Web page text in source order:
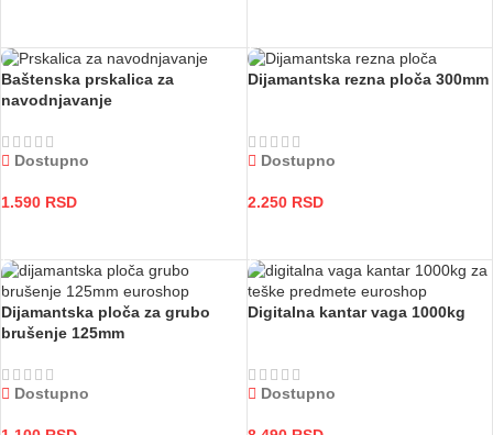
Baštenska prskalica za
navodnjavanje
Dostupno
1.590 RSD
Dijamantska rezna ploča 300mm
Dostupno
2.250 RSD
Dijamantska ploča za grubo
brušenje 125mm
Dostupno
Digitalna kantar vaga 1000kg
Dostupno